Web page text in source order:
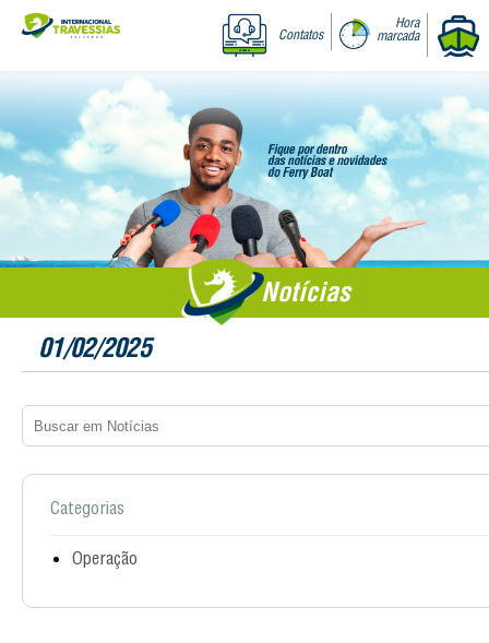
Contatos
Hora
marcada
Notícias
01/02/2025
Categorias
Operação